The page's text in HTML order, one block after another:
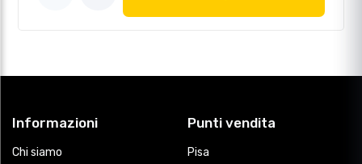
Informazioni
Chi siamo
Punti vendita
Pisa